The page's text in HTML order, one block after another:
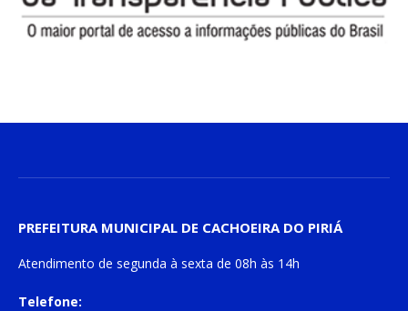
PREFEITURA MUNICIPAL DE CACHOEIRA DO PIRIÁ
Atendimento de segunda à sexta de 08h às 14h
Telefone: